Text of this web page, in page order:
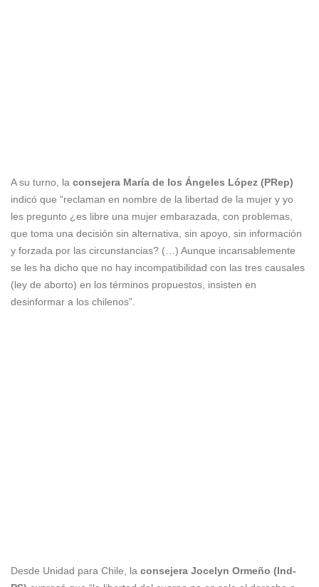
A su turno, la consejera María de los Ángeles López (PRep)
indicó que “reclaman en nombre de la libertad de la mujer y yo
les pregunto ¿es libre una mujer embarazada, con problemas,
que toma una decisión sin alternativa, sin apoyo, sin información
y forzada por las circunstancias? (…) Aunque incansablemente
se les ha dicho que no hay incompatibilidad con las tres causales
(ley de aborto) en los términos propuestos, insisten en
desinformar a los chilenos”.
Desde Unidad para Chile, la consejera Jocelyn Ormeño (Ind-